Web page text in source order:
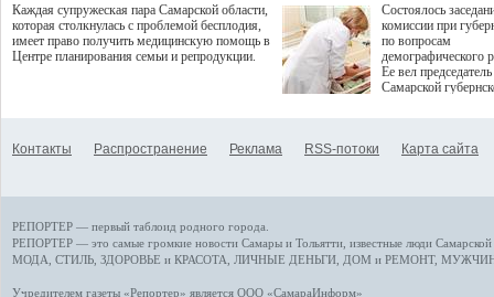
возникающие при
данными
более динамичного
проникновения
сегмент
отраслевое
рассказала Ольга
ходе сессии
качества жизни" в
ПМЭФ 2025. В
Каждая супружеская пара Самарской области,
которая столкнулась с проблемой бесплодия,
имеет право получить медицинскую помощь в
Центре планирования семьи и репродукции.
Состоялось
комиссии при
по вопросам
демографического
Ее вел председатель
Самарской
Контакты Распространение Реклама RSS-потоки Карта сайта
РЕПОРТЕР — первый таблоид родного города.
РЕПОРТЕР — это самые громкие новости Самары и Тольятти, известные люди
МОДА, СТИЛЬ ЗДОРОВЬЕ и КРАСОТА ЛИЧНЫЕ ДЕНЬГИ ДОМ и РЕМОНТ,
Учредителем газеты «Репортер» является ООО «СамараИнформ»